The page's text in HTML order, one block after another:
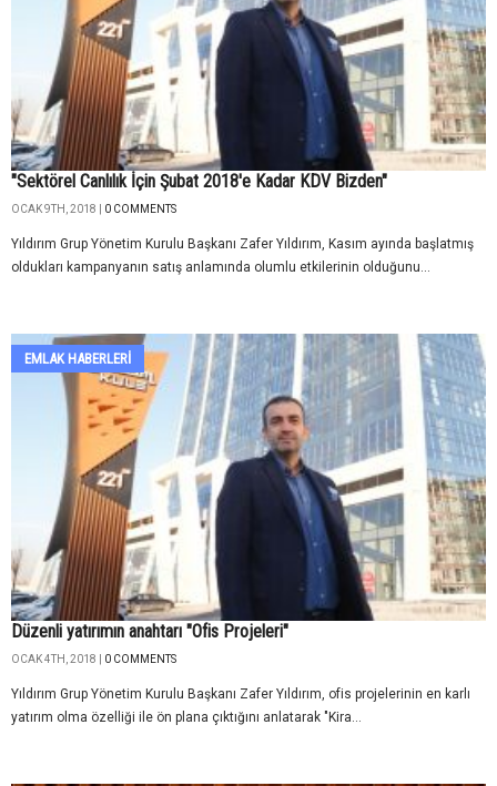
"Sektörel Canlılık İçin Şubat 2018'e Kadar KDV Bizden"
OCAK 9TH, 2018 | 0 COMMENTS
Yıldırım Grup Yönetim Kurulu Başkanı Zafer Yıldırım, Kasım ayında başlatmış
oldukları kampanyanın satış anlamında olumlu etkilerinin olduğunu...
EMLAK HABERLERI
Düzenli yatırımın anahtarı "Ofis Projeleri"
OCAK 4TH, 2018 | 0 COMMENTS
Yıldırım Grup Yönetim Kurulu Başkanı Zafer Yıldırım, ofis projelerinin en karlı
yatırım olma özelliği ile ön plana çıktığını anlatarak "Kira...